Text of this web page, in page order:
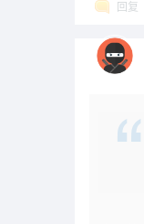
回复